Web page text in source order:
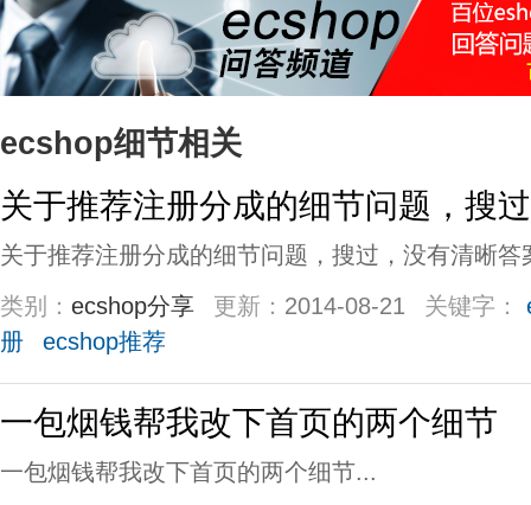
ecshop细节相关
关于推荐注册分成的细节问题，搜
关于推荐注册分成的细节问题，搜过，没有清晰答
类别： ecshop分享 更新： 2014-08-21 关键字：
册
ecshop推荐
一包烟钱帮我改下首页的两个细节
一包烟钱帮我改下首页的两个细节...